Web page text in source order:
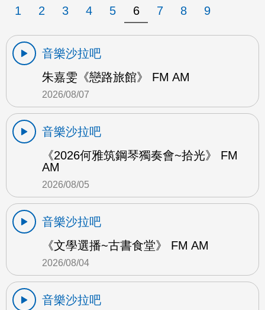
1 2 3 4 5 6 7 8 9
音樂沙拉吧
朱嘉雯《戀路旅館》 FM AM
2026/08/07
音樂沙拉吧
《2026何雅筑鋼琴獨奏會~拾光》 FM
AM
2026/08/05
音樂沙拉吧
《文學選播~古書食堂》 FM AM
2026/08/04
音樂沙拉吧